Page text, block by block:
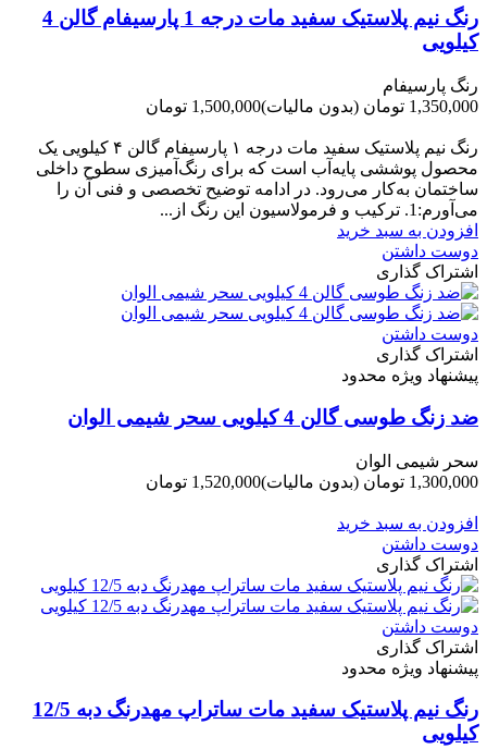
رنگ نیم پلاستیک سفید مات درجه 1 پارسیفام گالن 4
کیلویی
رنگ پارسیفام
1,350,000 تومان
(بدون مالیات)1,500,000 تومان
رنگ نیم‌ پلاستیک سفید مات درجه ۱ پارسیفام گالن ۴ کیلویی یک
محصول پوششی پایه‌آب است که برای رنگ‌آمیزی سطوح داخلی
ساختمان به‌کار می‌رود. در ادامه توضیح تخصصی و فنی آن را
می‌آورم:1. ترکیب و فرمولاسیون این رنگ از...
افزودن به سبد خرید
دوست داشتن
اشتراک گذاری
دوست داشتن
اشتراک گذاری
پیشنهاد ویژه محدود
ضد زنگ طوسی گالن 4 کیلویی سحر شیمی الوان
سحر شیمی الوان
1,300,000 تومان
(بدون مالیات)1,520,000 تومان
افزودن به سبد خرید
دوست داشتن
اشتراک گذاری
دوست داشتن
اشتراک گذاری
پیشنهاد ویژه محدود
رنگ نیم پلاستیک سفید مات ساتراپ مهدرنگ دبه 12/5
کیلویی